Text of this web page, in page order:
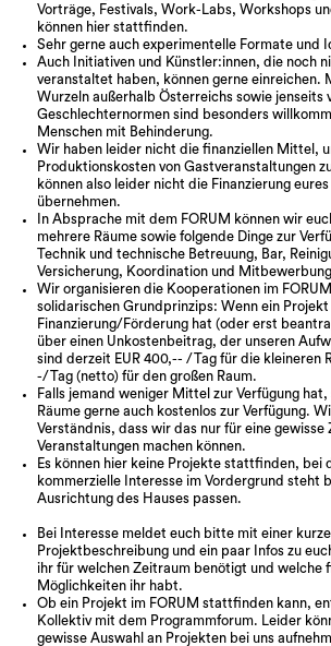
Vorträge, Festivals, Work-Labs, Workshops
können hier stattfinden.
Sehr gerne auch experimentelle Formate und
Auch Initiativen und Künstler:innen, die noch
veranstaltet haben, können gerne einreichen.
Wurzeln außerhalb Österreichs sowie jenseits
Geschlechternormen sind besonders
Menschen mit Behinderung.
Wir haben leider nicht die finanziellen Mittel,
Produktionskosten von Gastveranstaltungen
können also leider nicht die Finanzierung
übernehmen.
In Absprache mit dem FORUM können wir
mehrere Räume sowie folgende Dinge zur
Technik und technische Betreuung, Bar,
Versicherung, Koordination und
Wir organisieren die Kooperationen im
solidarischen Grundprinzips: Wenn ein Projekt
Finanzierung/Förderung hat (oder erst
über einen Unkostenbeitrag, der unseren
sind derzeit EUR 400,-- /Tag für die kleineren
-/Tag (netto) für den großen Raum.
Falls jemand weniger Mittel zur Verfügung
Räume gerne auch kostenlos zur Verfügung.
Verständnis, dass wir das nur für eine gewisse
Veranstaltungen machen können.
Es können hier keine Projekte stattfinden, bei
kommerzielle Interesse im Vordergrund steht
Ausrichtung des Hauses passen.
Bei Interesse meldet euch bitte mit einer
Projektbeschreibung und ein paar Infos zu
ihr für welchen Zeitraum benötigt und welche
Möglichkeiten ihr habt.
Ob ein Projekt im FORUM stattfinden kann,
Kollektiv mit dem Programmforum. Leider
gewisse Auswahl an Projekten bei uns